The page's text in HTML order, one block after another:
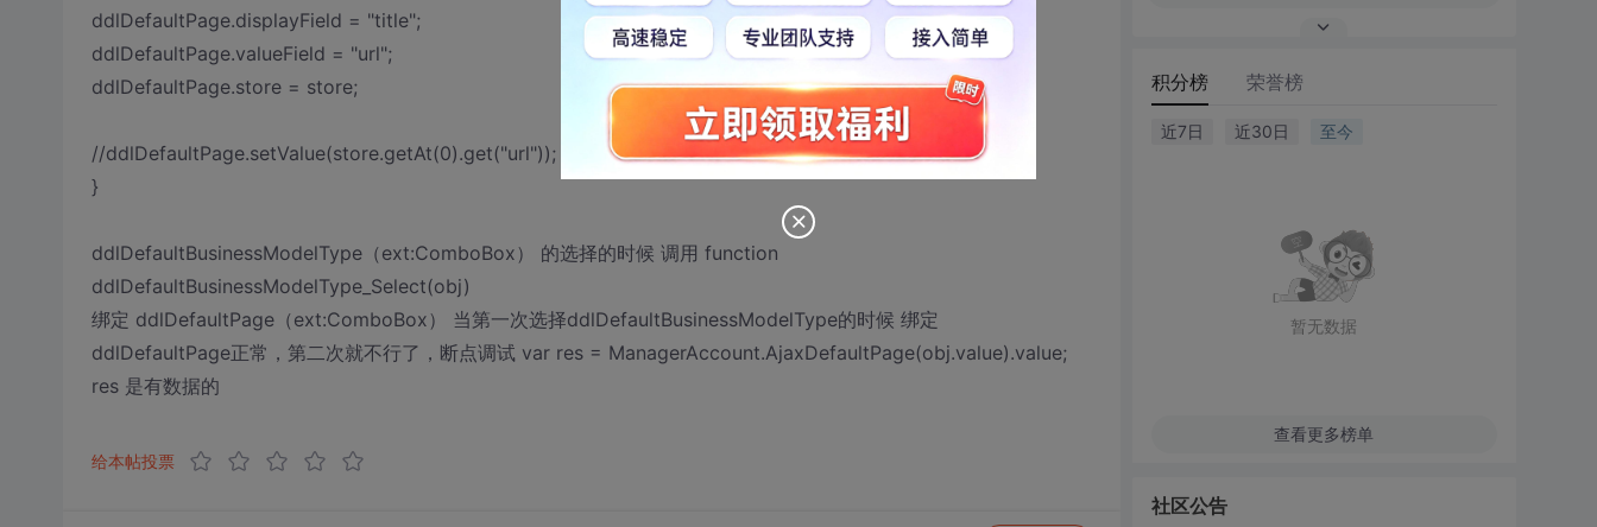
ddlDefaultPage.displayField = "title";
ddlDefaultPage.valueField = "url";
ddlDefaultPage.store = store;
//ddlDefaultPage.setValue(store.getAt(0).get("url"));
}
ddlDefaultBusinessModelType（ext:ComboBox） 的选择的时候 调用 function
ddlDefaultBusinessModelType_Select(obj)
绑定 ddlDefaultPage（ext:ComboBox） 当第一次选择ddlDefaultBusinessModelType的时候 绑定
ddlDefaultPage正常，第二次就不行了，断点调试 var res = ManagerAccount.AjaxDefaultPage(obj.value).value;
res 是有数据的
给本帖投票
积分榜 荣誉榜
近7日 近30日 至今
暂无数据
查看更多榜单
社区公告